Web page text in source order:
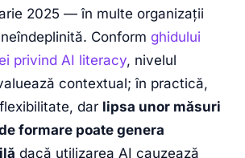
2025 — în multe organizații
Conform ghidului
privind AI literacy, nivelul
contextual; în practică,
dar lipsa unor măsuri
formare poate genera
dacă utilizarea AI cauzează